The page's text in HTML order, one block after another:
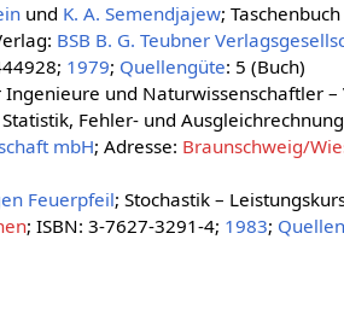
und K. A. Semendjajew;
BSB B. G. Teubner
1979; Quellengüte: 5 (Buch)
und Naturwissenschaftler –
Fehler- und
mbH; Adresse: Braunschweig/
Feuerpfeil; Stochastik –
; ISBN: 3-7627-3291-4; 1983;